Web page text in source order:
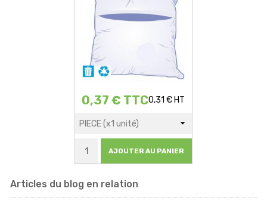
0,37 € TTC0,31 € HT
AJOUTER AU PANIER
Articles du blog en relation